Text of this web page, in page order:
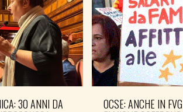
30 ANNI DA
OCSE: ANCHE IN FVG